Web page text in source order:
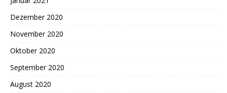
Dezember 2020
November 2020
Oktober 2020
September 2020
August 2020